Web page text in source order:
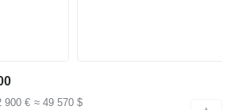
900 € ≈ 49 570 $